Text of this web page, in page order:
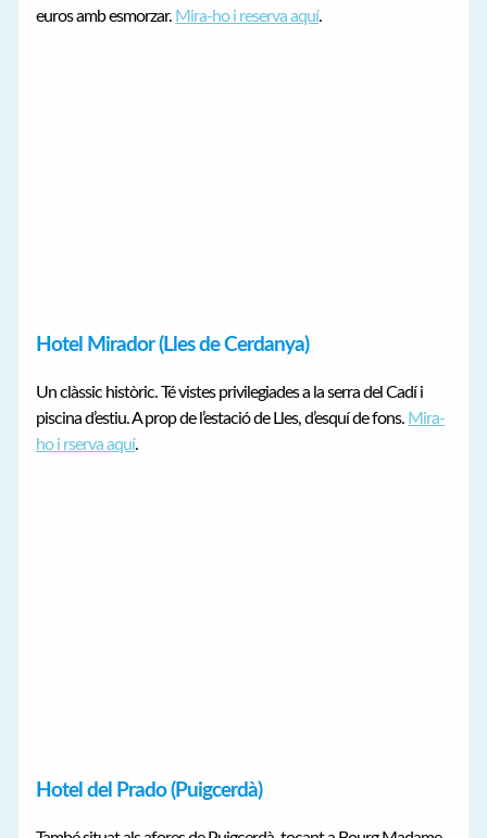
euros amb esmorzar. Mira-ho i reserva aquí.
Hotel Mirador (Lles de Cerdanya)
Un clàssic històric. Té vistes privilegiades a la serra del Cadí i
piscina d’estiu. A prop de l’estació de Lles, d’esquí de fons. Mira-
ho i rserva aquí.
Hotel del Prado (Puigcerdà)